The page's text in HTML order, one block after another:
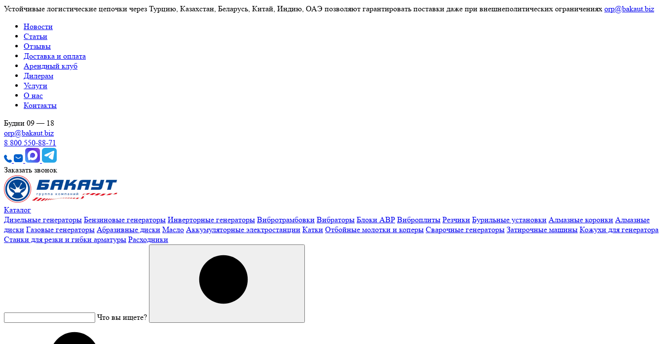
Устойчивые логистические цепочки через Турцию, Казахстан, Беларусь, Китай, Индию, ОАЭ позволяют гарантировать поставки даже при внешнеполитических ограничениях orp@bakaut.biz
Новости
Статьи
Отзывы
Доставка и оплата
Арендный клуб
Дилерам
Услуги
О нас
Контакты
Будни 09 — 18
orp@bakaut.biz
8 800 550-88-71
Заказать звонок
Каталог
Дизельные генераторы Бензиновые генераторы Инверторные генераторы Вибротрамбовки Вибраторы Блоки АВР Виброплиты Резчики Бурильные установки Алмазные коронки Алмазные
диски Газовые генераторы Абразивные диски Масло Аккумуляторные электростанции Катки Отбойные молотки и коперы Сварочные генераторы Затирочные машины Кожухи для генератора
Станки для резки и гибки арматуры Расходники
Что вы ищете?